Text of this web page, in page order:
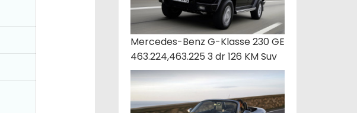
Mercedes-Benz G-Klasse 230 GE
463.224,463.225 3 dr 126 KM Suv